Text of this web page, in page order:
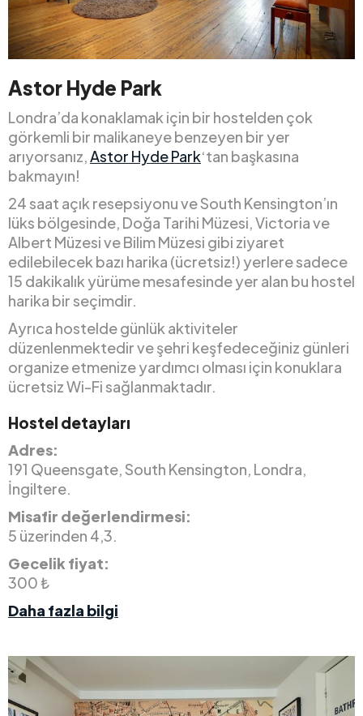
Astor Hyde Park
Londra’da konaklamak için bir hostelden çok
görkemli bir malikaneye benzeyen bir yer
arıyorsanız,Astor Hyde Park‘tan başkasına
bakmayın!
24 saat açık resepsiyonu ve South Kensington’ın
lüks bölgesinde, Doğa Tarihi Müzesi, Victoria ve
Albert Müzesi ve Bilim Müzesi gibi ziyaret
edilebilecek bazı harika (ücretsiz!) yerlere sadece
15 dakikalık yürüme mesafesinde yer alan bu hostel
harika bir seçimdir.
Ayrıca hostelde günlük aktiviteler
düzenlenmektedir ve şehri keşfedeceğiniz günleri
organize etmenize yardımcı olması için konuklara
ücretsiz Wi-Fi sağlanmaktadır.
Hostel detayları
Adres:
191 Queensgate, South Kensington, Londra,
İngiltere.
Misafir değerlendirmesi:
5 üzerinden 4,3.
Gecelik fiyat:
300 ₺
Daha fazla bilgi